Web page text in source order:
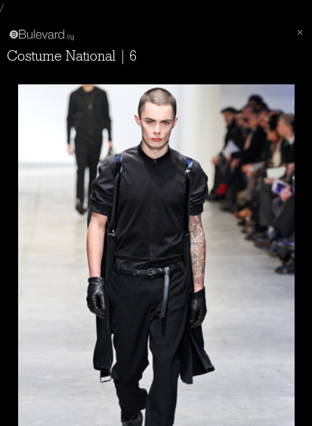
/
Costume National | 6